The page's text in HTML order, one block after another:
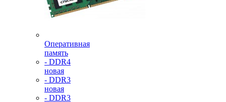
Оперативная
память
- DDR4
новая
- DDR3
новая
- DDR3